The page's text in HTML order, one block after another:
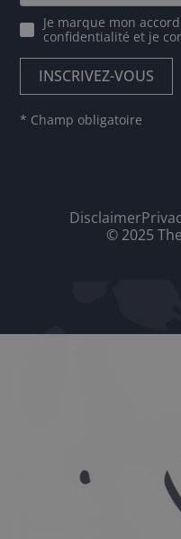
Je marque mon
confidentialité et je
* Champ obligatoire
Disclaimer
© 2025